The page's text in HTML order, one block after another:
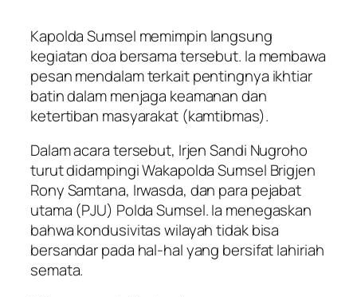
Kapolda Sumsel memimpin langsung
kegiatan doa bersama tersebut. Ia membawa
pesan mendalam terkait pentingnya ikhtiar
batin dalam menjaga keamanan dan
ketertiban masyarakat (kamtibmas).
Dalam acara tersebut, Irjen Sandi Nugroho
turut didampingi Wakapolda Sumsel Brigjen
Rony Samtana, Irwasda, dan para pejabat
utama (PJU) Polda Sumsel. Ia menegaskan
bahwa kondusivitas wilayah tidak bisa
bersandar pada hal-hal yang bersifat lahiriah
semata.